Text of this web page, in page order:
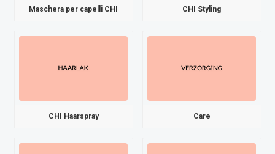
Maschera per capelli CHI CHI Styling
CHI Haarspray Care